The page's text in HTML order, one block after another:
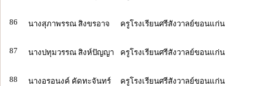
86 นางสุภาพรรณ สิงขรอาจ ครูโรงเรียนศรีสังวาลย์ขอนแก่น
87 นางปทุมวรรณ สิงห์ปัญญา ครูโรงเรียนศรีสังวาลย์ขอนแก่น
88 นางอรอนงค์ คัดทะจันทร์ ครูโรงเรียนศรีสังวาลย์ขอนแก่น